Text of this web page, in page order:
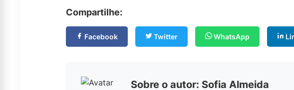
Compartilhe:
Facebook Twitter WhatsApp
Sobre o autor: Sofia Almeida